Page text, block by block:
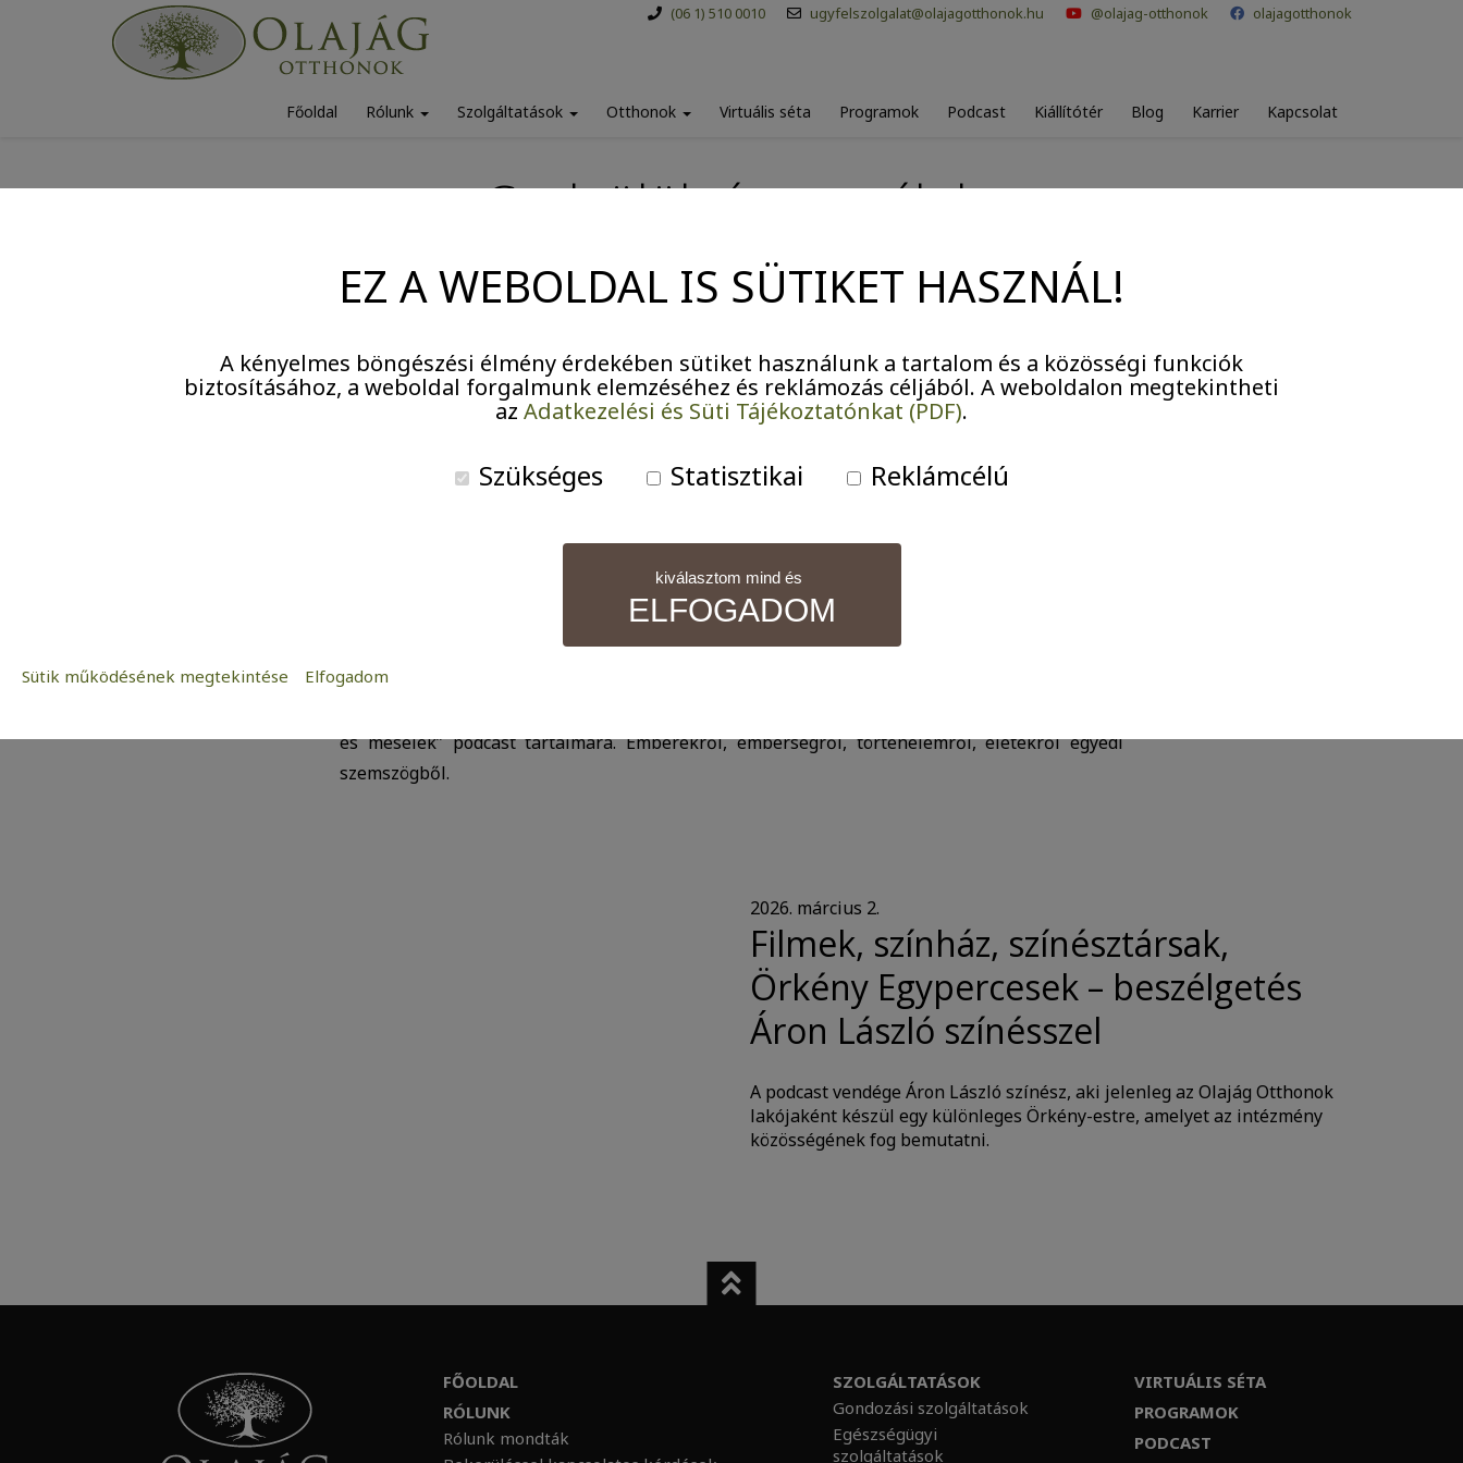
(06 1) 510 0010 ugyfelszolgalat@olajagotthonok.hu @olajag-otthonok olajagotthonok
Főoldal Rólunk Szolgáltatások Otthonok Virtuális séta Programok Podcast Kiállítótér Blog Karrier Kapcsolat
Csak ülök és mesélek
Egy kis nosztalgia, érdekes emberek, érdekfeszítő történetek, emlékek, melyeket az Olajág
és mesélek” podcast tartalmára. Emberekről, emberségről, történelemről, életekről egyedi
szemszögből.
2026. március 2.
Filmek, színház, színésztársak,
Örkény Egypercesek – beszélgetés
Áron László színésszel
A podcast vendége Áron László színész, aki jelenleg az Olajág Otthonok
lakójaként készül egy különleges Örkény-estre, amelyet az intézmény
közösségének fog bemutatni.
FŐOLDAL
RÓLUNK
Rólunk mondták
SZOLGÁLTATÁSOK
Gondozási szolgáltatások
Egészségügyi
szolgáltatások
VIRTUÁLIS SÉTA
PROGRAMOK
PODCAST
EZ A WEBOLDAL IS SÜTIKET HASZNÁL!
A kényelmes böngészési élmény érdekében sütiket használunk a tartalom és a közösségi funkciók
biztosításához, a weboldal forgalmunk elemzéséhez és reklámozás céljából. A weboldalon megtekintheti
az Adatkezelési és Süti Tájékoztatónkat (PDF).
Szükséges Statisztikai Reklámcélú
kiválasztom mind és
ELFOGADOM
A weboldal statisztikáinak elemzésével tudjuk weboldalunkat hatékonyabbá tenni, hogy a lehető legmagasabb felhasználói élményt nyújtsuk
Sütik működésének megtekintése Elfogadom